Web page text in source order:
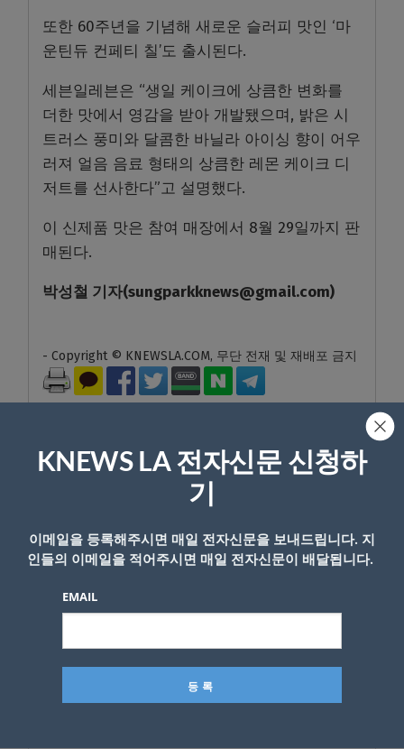
또한 60주년을 기념해 새로운 슬러피 맛인 ‘마
운틴듀 컨페티 칠’도 출시된다.
세븐일레븐은 “생일 케이크에 상큼한 변화를
더한 맛에서 영감을 받아 개발됐으며, 밝은 시
트러스 풍미와 달콤한 바닐라 아이싱 향이 어우
러져 얼음 음료 형태의 상큼한 레몬 케이크 디
저트를 선사한다”고 설명했다.
이 신제품 맛은 참여 매장에서 8월 29일까지 판
매된다.
박성철 기자(sungparkknews@gmail.com)
- Copyright © KNEWSLA.COM, 무단 전재 및 재배포 금지
이메일 주소는 공개되지 않습니다. 필수 필드는*로 표시됩니
다
*
KNEWS LA 전자신문 신청하
기
이메일을 등록해주시면 매일 전자신문을 보내드립니다. 지
인들의 이메일을 적어주시면 매일 전자신문이 배달됩니다.
EMAIL